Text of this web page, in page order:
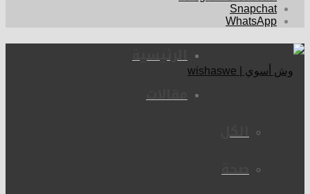
Snapchat
WhatsApp
الرئيسية
مقالات
الكل
صحة